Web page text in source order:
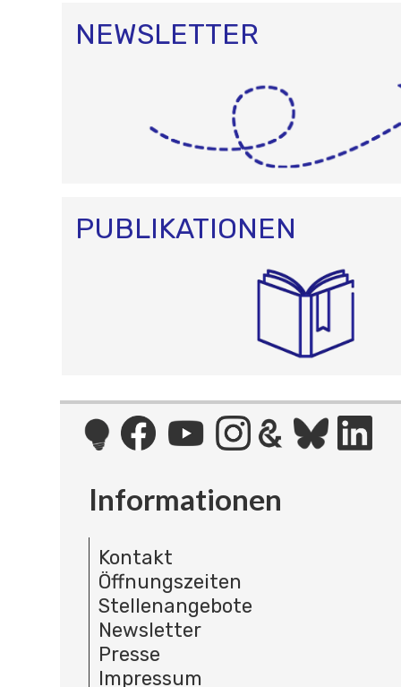
NEWSLETTER
PUBLIKATIONEN
Informationen
Kontakt
Öffnungszeiten
Stellenangebote
Newsletter
Presse
Impressum